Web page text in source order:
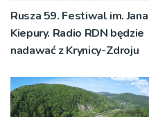
Rusza 59. Festiwal im. Jana
Kiepury. Radio RDN będzie
nadawać z Krynicy-Zdroju